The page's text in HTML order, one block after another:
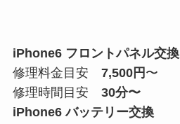
iPhone6 フロントパネル交換
修理料金目安 7,500円 〜
修理時間目安 30分〜
iPhone6 バッテリー交換